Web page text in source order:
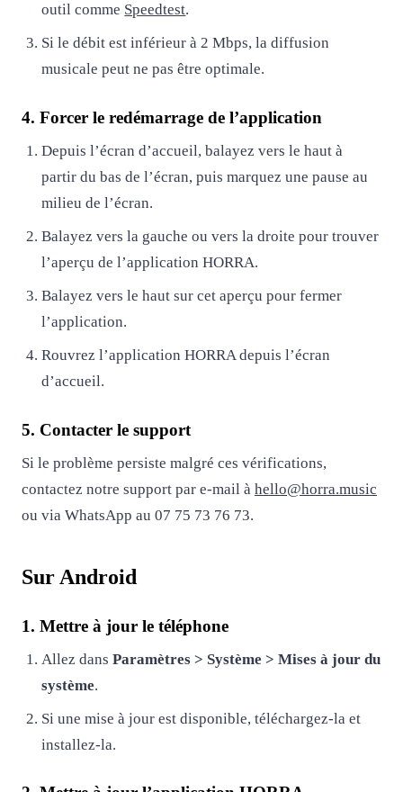
outil comme Speedtest.
Si le débit est inférieur à 2 Mbps, la diffusion
musicale peut ne pas être optimale.
4. Forcer le redémarrage de l’application
Depuis l’écran d’accueil, balayez vers le haut à
partir du bas de l’écran, puis marquez une pause au
milieu de l’écran.
Balayez vers la gauche ou vers la droite pour trouver
l’aperçu de l’application HORRA.
Balayez vers le haut sur cet aperçu pour fermer
l’application.
Rouvrez l’application HORRA depuis l’écran
d’accueil.
5. Contacter le support
Si le problème persiste malgré ces vérifications,
contactez notre support par e-mail à hello@horra.music
ou via WhatsApp au 07 75 73 76 73.
Sur Android
1. Mettre à jour le téléphone
Allez dansParamètres > Système > Mises à jour du
système.
Si une mise à jour est disponible, téléchargez-la et
installez-la.